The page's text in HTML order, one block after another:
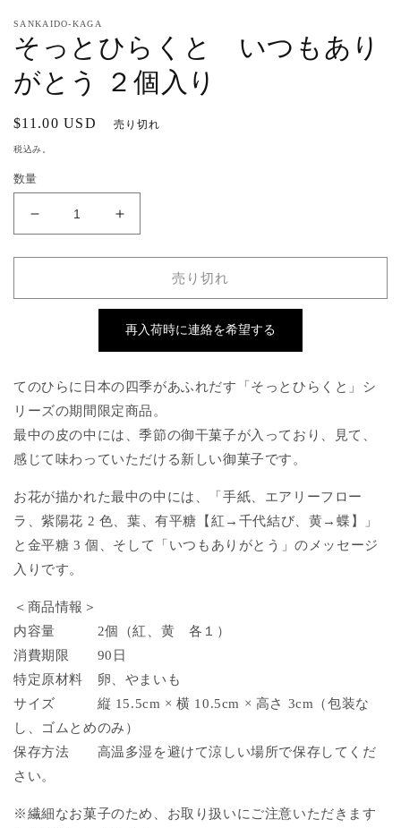
メ
デ
ィ
ア
(1)
開
く
SANKAIDO-KAGA
そっとひらくと いつもあり
がとう ２個入り
通
常
格
$11.00 USD 売り切れ
税込み。
数量
つ
も
あ
り
と
う
２
個
り
の
数
量
を
す
そ
ら
く
と
つ
も
あ
り
と
う
２
の
数
量
を
や
す
売り切れ
再入荷時に連絡を希望する
てのひらに日本の四季があふれだす「そっとひらくと」シ
リーズの期間 限定商品。
最中の皮の中には、季節の御干菓子が入っており、見て、
感じて味わっていただける新しい御菓子です。
お花が描かれた最中の中には、「手紙、エアリーフロー
ラ、紫陽花 2 色、葉、有平糖【紅→千代結び、黄→蝶】」
と金平糖 3 個、そして「いつもありがと う」のメッセージ
入りです。
＜商品情報＞
内容量 2個（紅、黄 各１）
消費期限 90 日
特定原材料 卵、やまいも
サイズ 縦 15.5cm × 横 10.5cm × 高さ 3cm （包装な
し、ゴムとめのみ）
保存方法 高温多湿を避けて涼しい場所で保存してくだ
さい。
※繊細なお菓子のため、お取り扱いにご注意いただきます